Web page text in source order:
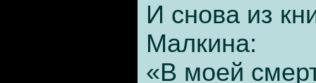
И снова из
Малкина:
«В моей